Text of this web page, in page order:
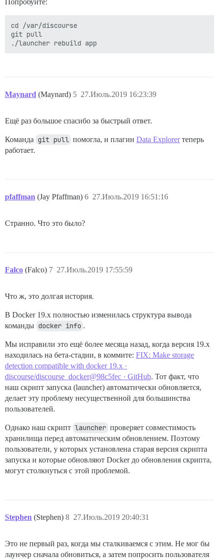
ID:
Режим отладки: false
Реестр: https://index.docker.io/v1/
Метки:
Экспериментальные функции: false
Попробуйте:
cd /var/discourse
git pull
Maynard (Maynard) 27.Июль.2019 16:23:39
5
Ещё раз большое спасибо за быстрый ответ.
Команда git pull помогла, и плагин Data Explorerтеперь
работает.
pfaffman (Jay Pfaffman) 27.Июль.2019 16:51:16
6
Странно. Что это было?
Falco (Falco) 27.Июль.2019 17:55:59
7
Что ж, это долгая история.
В Docker 19.x полностью изменилась структура вывода
команды docker info .
Мы исправили это ещё более месяца назад, когда версия 19.x
находилась на бета-стадии, в коммите: FIX: Make storage
detection compatible with docker 19.x ·
discourse/discourse_docker@98c5fec · GitHub. Тот факт, что
наш скрипт запуска (launcher) автоматически обновляется,
делает эту проблему несущественной для большинства
пользователей.
Однако наш скрипт launcher проверяет совместимость
хранилища перед автоматическим обновлением. Поэтому
пользователи, у которых установлена старая версия скрипта
запуска и которые обновляют Docker до обновления скрипта,
могут столкнуться с этой проблемой.
Stephen (Stephen) 27.Июль.2019 20:40:31
8
Это не первый раз, когда мы сталкиваемся с этим. Не мог бы
лаунчер сначала обновиться, а затем попросить пользователя